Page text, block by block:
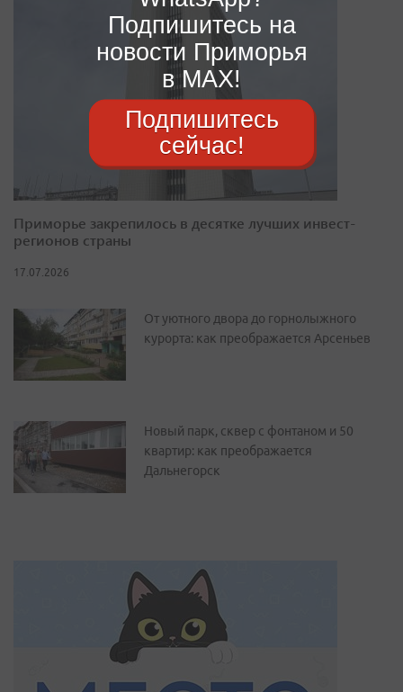
Приморье закрепилось в десятке лучших инвест-
регионов страны
17.07.2026
От уютного двора до горнолыжного
курорта: как преображается Арсеньев
Новый парк, сквер с фонтаном и 50
квартир: как преображается
Дальнегорск
Подпишитесь на
новости Приморья
в MAX!
Подпишитесь
сейчас!